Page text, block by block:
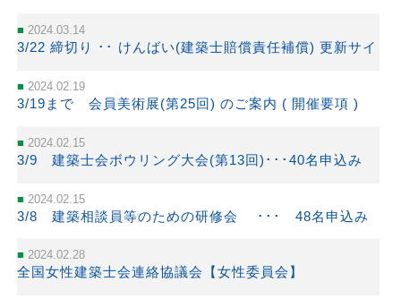
2024.03.14
3/22 締切り ･･ けんばい(建築士賠償責任補償) 更新サイト
2024.02.19
3/19まで 会員美術展(第25回) のご案内 ( 開催要項 )
2024.02.15
3/9 建築士会ボウリング大会(第13回)･･･40名申込み
2024.02.15
3/8 建築相談員等のための研修会 ･･･ 48名申込み
2024.02.28
全国女性建築士会連絡協議会【女性委員会】